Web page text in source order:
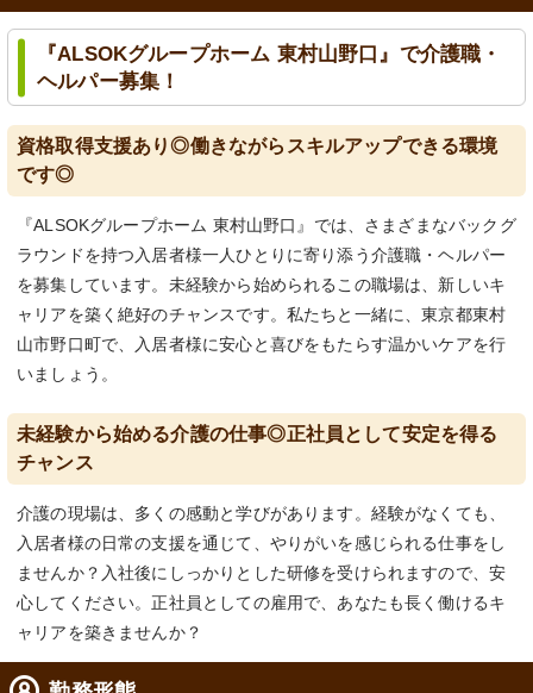
『ALSOKグループホーム 東村山野口』で介護職・
ヘルパー募集！
資格取得支援あり◎働きながらスキルアップできる環境
です◎
『ALSOKグループホーム 東村山野口』では、さまざまなバックグ
ラウンドを持つ入居者様一人ひとりに寄り添う介護職・ヘルパー
を募集しています。未経験から始められるこの職場は、新しいキ
ャリアを築く絶好のチャンスです。私たちと一緒に、東京都東村
山市野口町で、入居者様に安心と喜びをもたらす温かいケアを行
いましょう。
未経験から始める介護の仕事◎正社員として安定を得る
チャンス
介護の現場は、多くの感動と学びがあります。経験がなくても、
入居者様の日常の支援を通じて、やりがいを感じられる仕事をし
ませんか？入社後にしっかりとした研修を受けられますので、安
心してください。正社員としての雇用で、あなたも長く働けるキ
ャリアを築きませんか？